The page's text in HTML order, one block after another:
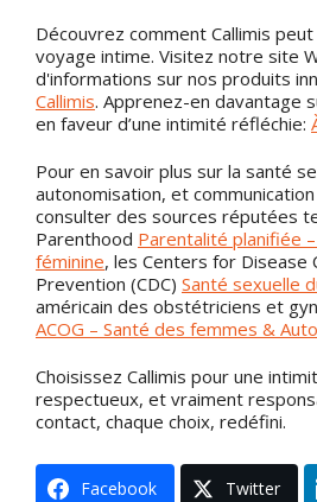
Découvrez comment Callimis
voyage intime. Visitez notre site
d'informations sur nos produits
Callimis. Apprenez-en davantage
en faveur d’une intimité réfléchie:
Pour en savoir plus sur la santé
autonomisation, et
consulter des sources réputées
Parenthood Parentalité planifiée
féminine, les Centers for Disease
Prevention (CDC) Santé sexuelle
américain des obstétriciens et
ACOG – Santé des femmes &
Choisissez Callimis pour une
respectueux, et vraiment
contact, chaque choix, redéfini.
Facebook Twitter